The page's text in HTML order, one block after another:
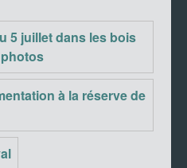
5 juillet dans les bois
à la réserve de